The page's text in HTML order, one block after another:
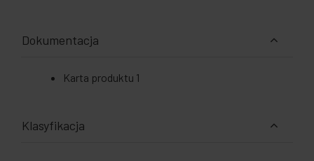
Dokumentacja
Karta produktu 1
Klasyfikacja